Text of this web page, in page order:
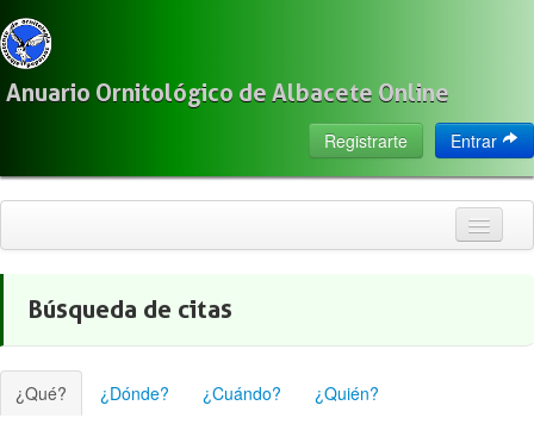
Anuario Ornitológico de Albacete Online
Entrar
Registrarte
Citas
Localización
Búsqueda de citas
¿Qué? ¿Dónde? ¿Cuándo?
¿Quién?